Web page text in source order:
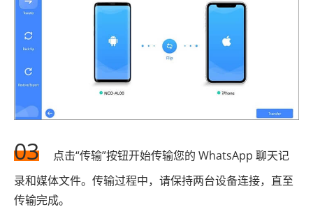
03
点击“传输”按钮开始传输您的 WhatsApp 聊天记
录和媒体文件。传输过程中，请保持两台设备连接，直至
传输完成。